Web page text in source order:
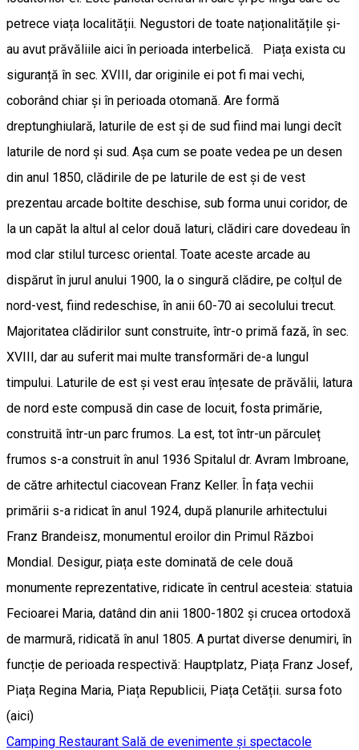
petrece viața localității. Negustori de toate naționalitățile și-
au avut prăvăliile aici în perioada interbelică. Piața exista cu
siguranță în sec. XVIII, dar originile ei pot fi mai vechi,
coborând chiar și în perioada otomană. Are formă
dreptunghiulară, laturile de est și de sud fiind mai lungi decît
laturile de nord și sud. Așa cum se poate vedea pe un desen
din anul 1850, clădirile de pe laturile de est și de vest
prezentau arcade boltite deschise, sub forma unui coridor, de
la un capăt la altul al celor două laturi, clădiri care dovedeau în
mod clar stilul turcesc oriental. Toate aceste arcade au
dispărut în jurul anului 1900, la o singură clădire, pe colțul de
nord-vest, fiind redeschise, în anii 60-70 ai secolului trecut.
Majoritatea clădirilor sunt construite, într-o primă fază, în sec.
XVIII, dar au suferit mai multe transformări de-a lungul
timpului. Laturile de est și vest erau înțesate de prăvălii, latura
de nord este compusă din case de locuit, fosta primărie,
construită într-un parc frumos. La est, tot într-un părculeț
frumos s-a construit în anul 1936 Spitalul dr. Avram Imbroane,
de către arhitectul ciacovean Franz Keller. În fața vechii
primării s-a ridicat în anul 1924, după planurile arhitectului
Franz Brandeisz, monumentul eroilor din Primul Război
Mondial. Desigur, piața este dominată de cele două
monumente reprezentative, ridicate în centrul acesteia: statuia
Fecioarei Maria, datând din anii 1800-1802 și crucea ortodoxă
de marmură, ridicată în anul 1805. A purtat diverse denumiri, în
funcție de perioada respectivă: Hauptplatz, Piața Franz Josef,
Piața Regina Maria, Piața Republicii, Piața Cetății. sursa foto
(aici)
Camping Restaurant Sală de evenimente și spectacole